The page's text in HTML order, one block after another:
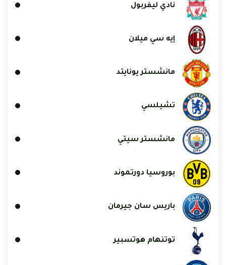
نادي ليفربول
إيه سي ميلان
مانشستر يونايتد
تشيلسي
مانشستر سيتي
بوروسيا دورتموند
باريس سان جيرمان
توتنهام هوتسبير